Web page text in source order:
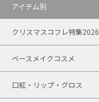
アイテム別
クリスマスコフレ特集2026
ベースメイクコスメ
口紅・リップ・グロス